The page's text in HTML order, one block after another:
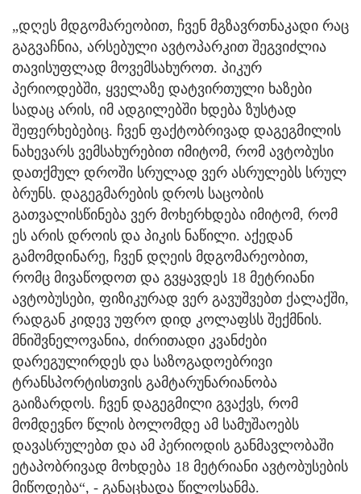
„დღეს მდგომარეობით, ჩვენ მგზავრთნაკადი რაც
გაგვაჩნია, არსებული ავტოპარკით შეგვიძლია
თავისუფლად მოვემსახუროთ. პიკურ
პერიოდებში, ყველაზე დატვირთული ხაზები
სადაც არის, იმ ადგილებში ხდება ზუსტად
შეფერხებებიც. ჩვენ ფაქტობრივად დაგეგმილის
ნახევარს ვემსახურებით იმიტომ, რომ ავტობუსი
დათქმულ დროში სრულად ვერ ასრულებს სრულ
ბრუნს. დაგეგმარების დროს საცობის
გათვალისწინება ვერ მოხერხდება იმიტომ, რომ
ეს არის დროის და პიკის ნაწილი. აქედან
გამომდინარე, ჩვენ დღეის მდგომარეობით,
რომც მივაწოდოთ და გვყავდეს 18 მეტრიანი
ავტობუსები, ფიზიკურად ვერ გავუშვებთ ქალაქში,
რადგან კიდევ უფრო დიდ კოლაფსს შექმნის.
მნიშვნელოვანია, ძირითადი კვანძები
დარეგულირდეს და საზოგადოებრივი
ტრანსპორტისთვის გამტარუნარიანობა
გაიზარდოს. ჩვენ დაგეგმილი გვაქვს, რომ
მომდევნო წლის ბოლომდე ამ სამუშაოებს
დავასრულებთ და ამ პერიოდის განმავლობაში
ეტაპობრივად მოხდება 18 მეტრიანი ავტობუსების
მიწოდება“, - განაცხადა წილოსანმა.